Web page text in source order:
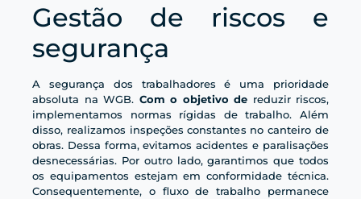
Gestão de riscos e
segurança
A segurança dos trabalhadores é uma prioridade
absoluta na WGB. Com o objetivo de reduzir riscos,
implementamos normas rígidas de trabalho. Além
disso, realizamos inspeções constantes no canteiro de
obras. Dessa forma, evitamos acidentes e paralisações
desnecessárias. Por outro lado, garantimos que todos
os equipamentos estejam em conformidade técnica.
Consequentemente, o fluxo de trabalho permanece